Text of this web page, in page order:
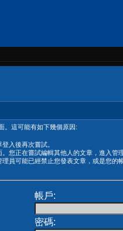
。這可能有如下幾個原因:
入後再次嘗試。
您正在嘗試編輯其他人的文章，進入管
員可能已經禁止您發表文章，或是您的
帳戶:
密碼: